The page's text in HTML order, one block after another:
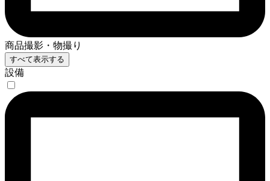
商品撮影・物撮り
すべて表示する
設備